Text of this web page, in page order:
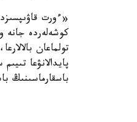
«ءورت
تولماعان
پايدالانۋعا
باسقارماسىنىڭ